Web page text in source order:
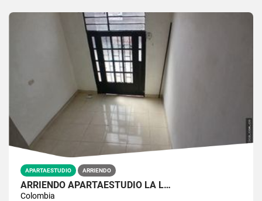
APARTAESTUDIO ARRIENDO
ARRIENDO APARTAESTUDIO LA L…
Colombia